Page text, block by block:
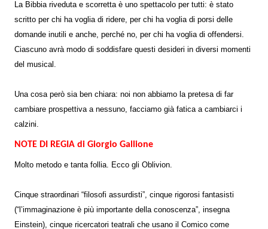
La Bibbia riveduta e scorretta è uno spettacolo per tutti: è stato
scritto per chi ha voglia di ridere, per chi ha voglia di porsi delle
domande inutili e anche, perché no, per chi ha voglia di offendersi.
Ciascuno avrà modo di soddisfare questi desideri in diversi momenti
del musical.
Una cosa però sia ben chiara: noi non abbiamo la pretesa di far
cambiare prospettiva a nessuno, facciamo già fatica a cambiarci i
calzini.
NOTE DI REGIA di Giorgio Gallione
Molto metodo e tanta follia. Ecco gli Oblivion.
Cinque straordinari “filosofi assurdisti”, cinque rigorosi fantasisti
(“l’immaginazione è più importante della conoscenza”, insegna
Einstein), cinque ricercatori teatrali che usano il Comico come